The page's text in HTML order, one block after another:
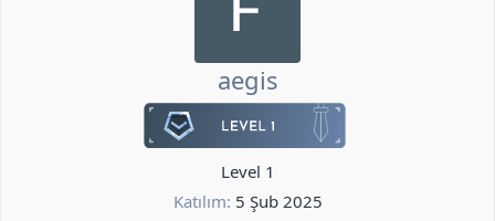
aegis
Level 1
Katılım 5 Şub 2025